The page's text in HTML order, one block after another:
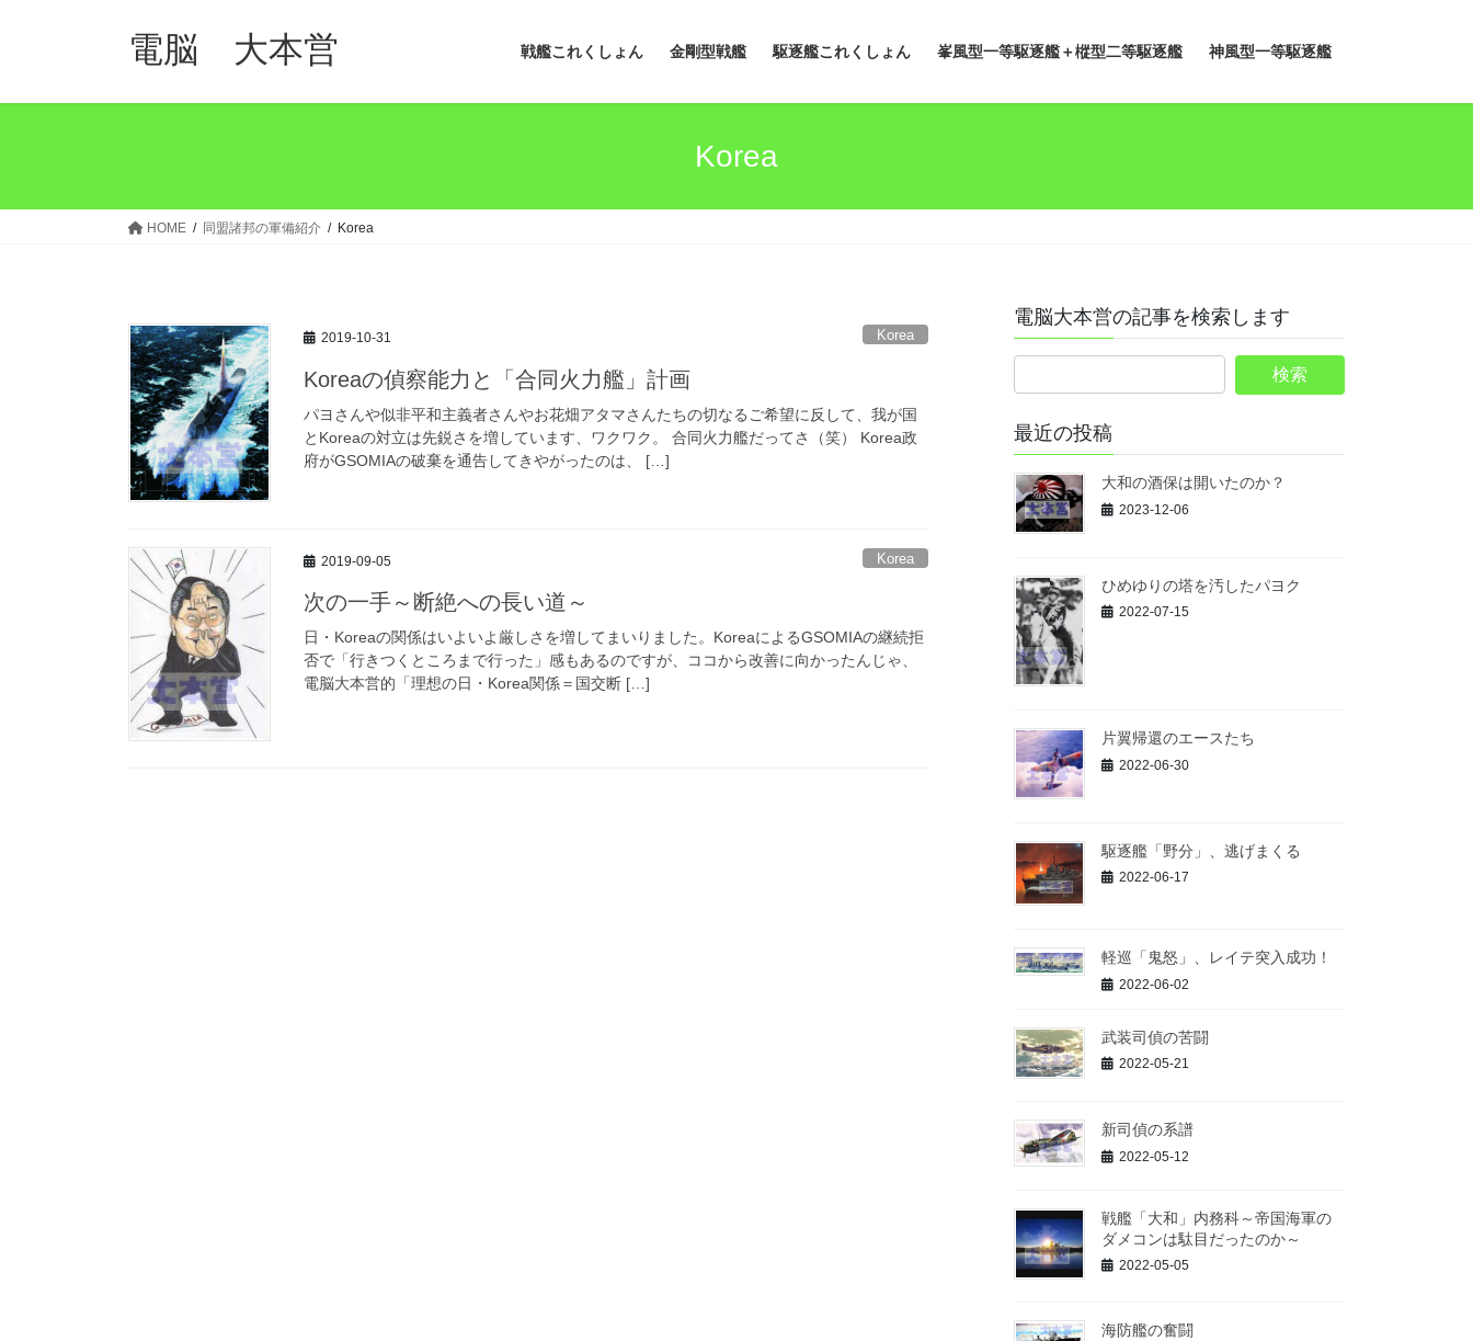
電脳 大本営 戦艦これくしょん 金剛型戦艦 駆逐艦これくしょん 峯風型一等駆逐艦＋樅型二等駆逐艦 神風型一等駆逐艦
Korea
HOME 同盟諸邦の軍備紹介 Korea
2019-10-31 Korea
Koreaの偵察能力と「合同火力艦」計画
パヨさんや似非平和主義者さんやお花畑アタマさんたちの切なるご希望に反して、我が国
とKoreaの対立は先鋭さを増しています、ワクワク。 合同火力艦だってさ（笑） Korea政
府がGSOMIAの破棄を通告してきやがったのは、 […]
2019-09-05 Korea
次の一手～断絶への長い道～
日・Koreaの関係はいよいよ厳しさを増してまいりました。KoreaによるGSOMIAの継続拒
否で「行きつくところまで行った」感もあるのですが、ココから改善に向かったんじゃ、
電脳大本営的「理想の日・Korea関係＝国交断 […]
電脳大本営の記事を検索します
最近の投稿
大和の酒保は開いたのか？
2023-12-06
ひめゆりの塔を汚したパヨク
2022-07-15
片翼帰還のエースたち
2022-06-30
駆逐艦「野分」、逃げまくる
2022-06-17
軽巡「鬼怒」、レイテ突入成功！
2022-06-02
武装司偵の苦闘
2022-05-21
新司偵の系譜
2022-05-12
戦艦「大和」内務科～帝国海軍の
ダメコンは駄目だったのか～
2022-05-05
海防艦の奮闘